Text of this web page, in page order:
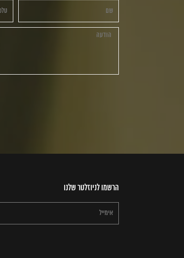
הרשמו לניוזלטר שלנו